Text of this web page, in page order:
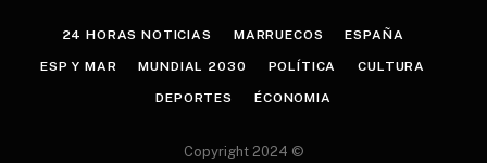
24 HORAS NOTICIAS MARRUECOS ESPAÑA
ESP Y MAR MUNDIAL 2030 POLÍTICA CULTURA
DEPORTES ÉCONOMIA
Copyright 2024 ©